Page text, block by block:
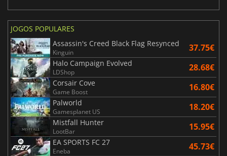
JOGOS POPULARES
Assassin's Creed Black Flag Resynced
Kinguin 37.75€
Halo Campaign Evolved
LDShop 28.68€
Corsair Cove
Game Boost 16.80€
Palworld
Gamesplanet US 18.20€
Mistfall Hunter
LootBar 15.95€
EA SPORTS FC 27
Eneba 45.73€